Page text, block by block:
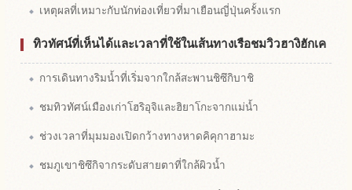
เหตุผลที่เหมาะกับนักท่องเที่ยวที่มาเยือนญี่ปุ่นครั้งแรก
ทิวทัศน์ที่เห็นได้และเวลาที่ใช้ในเส้นทางเรือชมวิวฮางิฮักเค
การเดินทางริมน้ำที่เริ่มจากใกล้สะพานชิซึกิบาชิ
ชมทิวทัศน์เมืองเก่าโฮริอุจิและฮิยาโกะจากแม่น้ำ
ช่วงเวลาที่มุมมองเปิดกว้างทางหาดคิคุกาฮามะ
ชมภูเขาชิซึกิจากระดับสายตาที่ใกล้ผิวน้ำ